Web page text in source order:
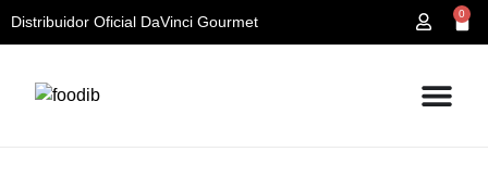
Distribuidor Oficial DaVinci Gourmet 0